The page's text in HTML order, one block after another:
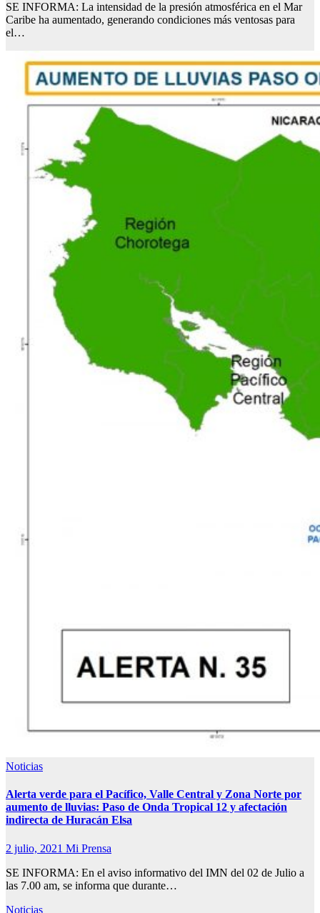
SE INFORMA: La intensidad de la presión atmosférica en el Mar
Caribe ha aumentado, generando condiciones más ventosas para
el…
Noticias
Alerta verde para el Pacífico, Valle Central y Zona Norte por
aumento de lluvias: Paso de Onda Tropical 12 y afectación
indirecta de Huracán Elsa
2 julio, 2021 Mi Prensa
SE INFORMA: En el aviso informativo del IMN del 02 de Julio a
las 7.00 am, se informa que durante…
Noticias